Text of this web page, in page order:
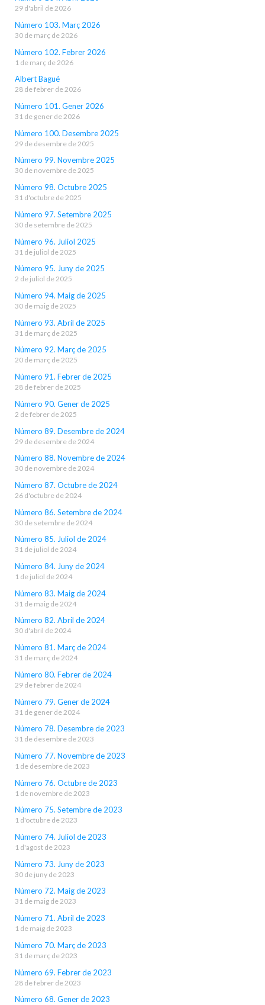
29 d'abril de 2026
Número 103. Març 2026
30 de març de 2026
Número 102. Febrer 2026
1 de març de 2026
Albert Bagué
28 de febrer de 2026
Número 101. Gener 2026
31 de gener de 2026
Número 100. Desembre 2025
29 de desembre de 2025
Número 99. Novembre 2025
30 de novembre de 2025
Número 98. Octubre 2025
31 d'octubre de 2025
Número 97. Setembre 2025
30 de setembre de 2025
Número 96. Juliol 2025
31 de juliol de 2025
Número 95. Juny de 2025
2 de juliol de 2025
Número 94. Maig de 2025
30 de maig de 2025
Número 93. Abril de 2025
31 de març de 2025
Número 92. Març de 2025
20 de març de 2025
Número 91. Febrer de 2025
28 de febrer de 2025
Número 90. Gener de 2025
2 de febrer de 2025
Número 89. Desembre de 2024
29 de desembre de 2024
Número 88. Novembre de 2024
30 de novembre de 2024
Número 87. Octubre de 2024
26 d'octubre de 2024
Número 86. Setembre de 2024
30 de setembre de 2024
Número 85. Juliol de 2024
31 de juliol de 2024
Número 84. Juny de 2024
1 de juliol de 2024
Número 83. Maig de 2024
31 de maig de 2024
Número 82. Abril de 2024
30 d'abril de 2024
Número 81. Març de 2024
31 de març de 2024
Número 80. Febrer de 2024
29 de febrer de 2024
Número 79. Gener de 2024
31 de gener de 2024
Número 78. Desembre de 2023
31 de desembre de 2023
Número 77. Novembre de 2023
1 de desembre de 2023
Número 76. Octubre de 2023
1 de novembre de 2023
Número 75. Setembre de 2023
1 d'octubre de 2023
Número 74. Juliol de 2023
1 d'agost de 2023
Número 73. Juny de 2023
30 de juny de 2023
Número 72. Maig de 2023
31 de maig de 2023
Número 71. Abril de 2023
1 de maig de 2023
Número 70. Març de 2023
31 de març de 2023
Número 69. Febrer de 2023
28 de febrer de 2023
Número 68. Gener de 2023